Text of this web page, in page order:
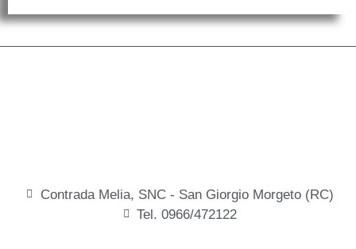
Contrada Melia, SNC - San Giorgio Morgeto (RC)
Tel. 0966/472122